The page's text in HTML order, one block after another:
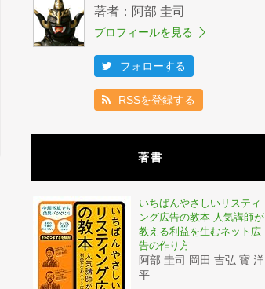
著者：阿部 圭司
プロフィールを見る
フォローする
RSSを登録する
著書
いちばんやさしいリスティ
ング広告の教本 人気講師が
教える利益を生むネット広
告の作り方
阿部 圭司 岡田 吉弘 寳 洋
平